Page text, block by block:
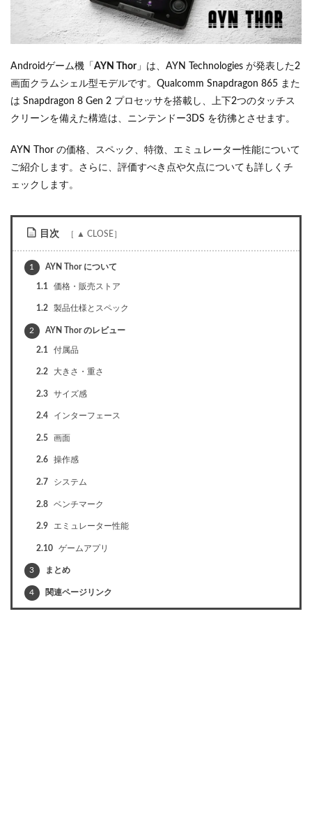
Androidゲーム機「 AYN Thor」は、AYN Technologies が発表した2
画面クラムシェル型モデルです。Qualcomm Snapdragon 865 また
は Snapdragon 8 Gen 2 プロセッサを搭載し、上下2つのタッチス
クリーンを備えた構造は、ニンテンドー3DS を彷彿とさせます。
AYN Thor の価格、スペック、特徴、エミュレーター性能について
ご紹介します。さらに、評価すべき点や欠点についても詳しくチ
ェックします。
目次
1 AYN Thor について
1.1 価格・販売ストア
1.2 製品仕様とスペック
2 AYN Thor のレビュー
2.1 付属品
2.2 大きさ・重さ
2.3 サイズ感
2.4 インターフェース
2.5 画面
2.6 操作感
2.7 システム
2.8 ベンチマーク
2.9 エミュレーター性能
2.10 ゲームアプリ
3 まとめ
4 関連ページリンク